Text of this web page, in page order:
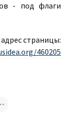
- под флаги
страницы:
460205